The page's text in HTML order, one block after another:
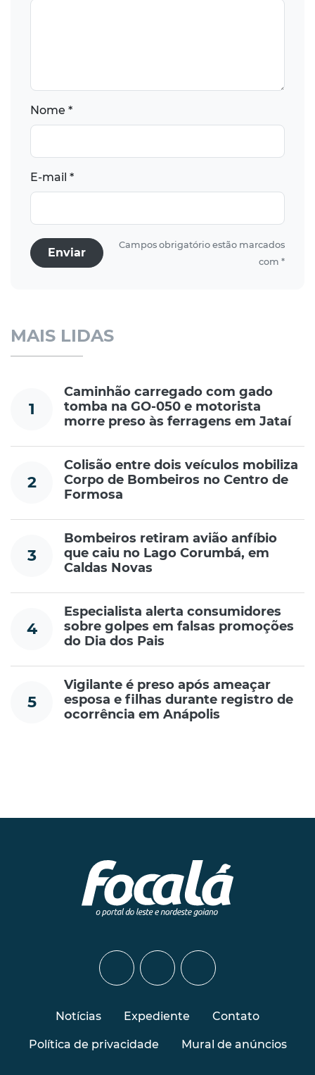
Nome *
E-mail *
Enviar
Campos obrigatório estão marcados
com *
MAIS LIDAS
1
Caminhão carregado com gado
tomba na GO-050 e motorista
morre preso às ferragens em Jataí
2
Colisão entre dois veículos mobiliza
Corpo de Bombeiros no Centro de
Formosa
3
Bombeiros retiram avião anfíbio
que caiu no Lago Corumbá, em
Caldas Novas
4
Especialista alerta consumidores
sobre golpes em falsas promoções
do Dia dos Pais
5
Vigilante é preso após ameaçar
esposa e filhas durante registro de
ocorrência em Anápolis
Notícias Expediente Contato
Política de privacidade Mural de anúncios